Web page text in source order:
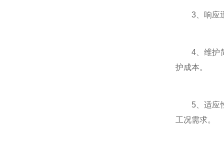
3、响应迅
4、维护简
护成本。
5、适应性
工况需求。